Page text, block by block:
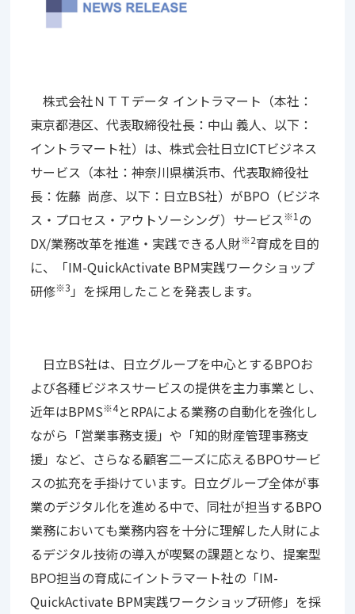
株式会社ＮＴＴデータ イントラマート（本社：
東京都港区、代表取締役社長：中山 義人、以下：
イントラマート社）は、株式会社日立ICTビジネス
サービス（本社：神奈川県横浜市、代表取締役社
長：佐藤 尚彦、以下：日立BS社）がBPO（ビジネ
ス・プロセス・アウトソーシング）サービス※1 の
DX/業務改革を推進・実践できる人財※2育成を目的
に、「IM-QuickActivate BPM実践ワークショップ
研修※3 」を採用したことを発表します。
日立BS社は、日立グループを中心とするBPOお
よび各種ビジネスサービスの提供を主力事業とし、
近年はBPMS※4とRPAによる業務の自動化を強化し
ながら「営業事務支援」や「知的財産管理事務支
援」など、さらなる顧客二ーズに応えるBPOサービ
スの拡充を手掛けています。日立グループ全体が事
業のデジタル化を進める中で、同社が担当するBPO
業務においても業務内容を十分に理解した人財によ
るデジタル技術の導入が喫緊の課題となり、提案型
BPO担当の育成にイントラマート社の「IM-
QuickActivate BPM実践ワークショップ研修」を採